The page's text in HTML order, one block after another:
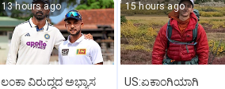
13 hours ago
ಲಂಕಾ ವಿರುದ್ಧದ ಅಭ್ಯಾಸ
15 hours ago
US:ಏಕಾಂಗಿಯಾಗಿ